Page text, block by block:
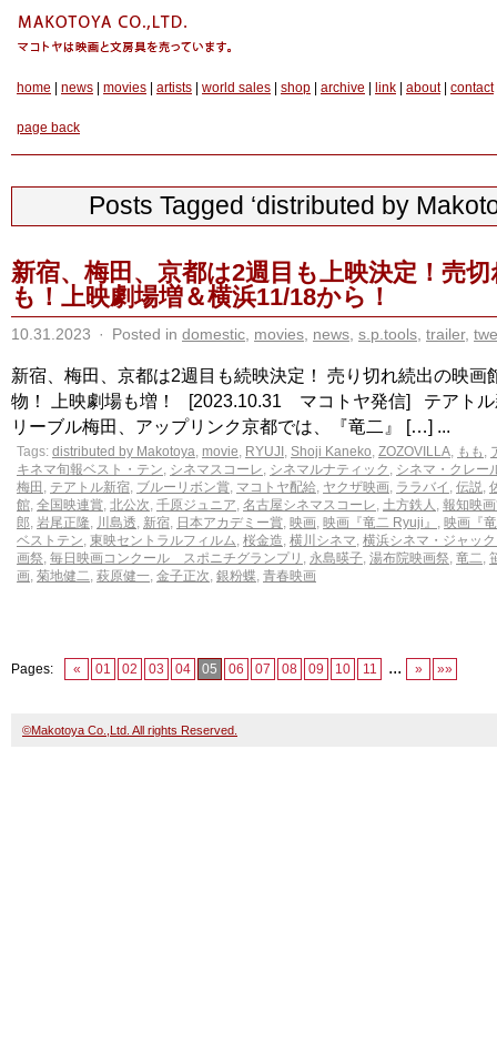
home news movies artists world sales shop archive link about| contact
page back
Posts Tagged ‘distributed by
新宿、梅田、京都は2週目も上映決定！売
も！上映劇場増＆横浜11/18から！
10.31.2023 · Posted in domestic movies news s.p.tools trailer,
新宿、梅田、京都は2週目も続映決定！ 売り切れ続出の映画
物！ 上映劇場も増！ [2023.10.31 マコトヤ発信] テアトル
リーブル梅田、アップリンク京都では、『竜二』 […] ...
Tags: distributed by Makotoya, movie, RYUJI , Shoji Kaneko, ZOZOVILLA, もも ,
キネマ旬報ベスト・テン, シネマスコーレ, シネマルナティック , シネマ・クレー
梅田 , テアトル新宿, ブルーリボン賞, マコトヤ配給, ヤクザ映画, ララバイ , 伝説,
館, 全国映連賞, 北公次, 千原ジュニア, 名古屋シネマスコーレ, 土方鉄人 , 報知映
郎, 岩尾正隆, 川島透, 新宿, 日本アカデミー賞, 映画, 映画『竜二 Ryuji』 , 映画『
ベストテン, 東映セントラルフィルム, 桜金造, 横川シネマ, 横浜シネマ・ジャッ
画祭, 毎日映画コンクール スポニチグランプリ , 永島暎子, 湯布院映画祭, 竜二,
画, 菊地健二, 萩原健一, 金子正次, 銀粉蝶, 青春映画
Pages: « 01 02 03 04 05 06 07 08 09 10 11 ... » »»
©Makotoya Co.,Ltd. All rights Reserved.